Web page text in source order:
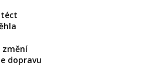
změní
dopravu